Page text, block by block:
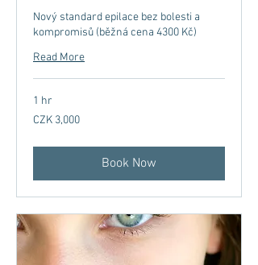
Nový standard epilace bez bolesti a
kompromisů (běžná cena 4300 Kč)
Read More
1 hr
3,000
Czech
CZK 3,000
Book Now